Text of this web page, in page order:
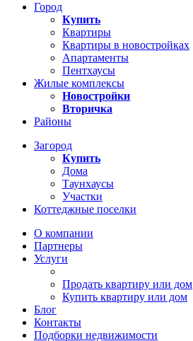
Город
Купить
Квартиры
Квартиры в новостройках
Апартаменты
Пентхаусы
Жилые комплексы
Новостройки
Вторичка
Районы
Загород
Купить
Дома
Таунхаусы
Участки
Коттеджные поселки
О компании
Партнеры
Услуги
Продать квартиру или дом
Купить квартиру или дом
Блог
Контакты
Подборки недвижимости